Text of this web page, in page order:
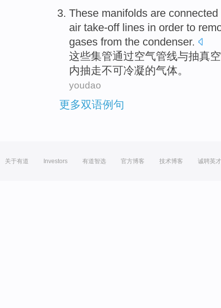
These manifolds are connected
air take-off lines in order to
gases from the condenser.
这些集管通过空气管线与抽真空
内抽走不可冷凝的气体。
youdao
更多双语例句
关于有道 Investors 有道智选 官方博客 技术博客 诚聘英才